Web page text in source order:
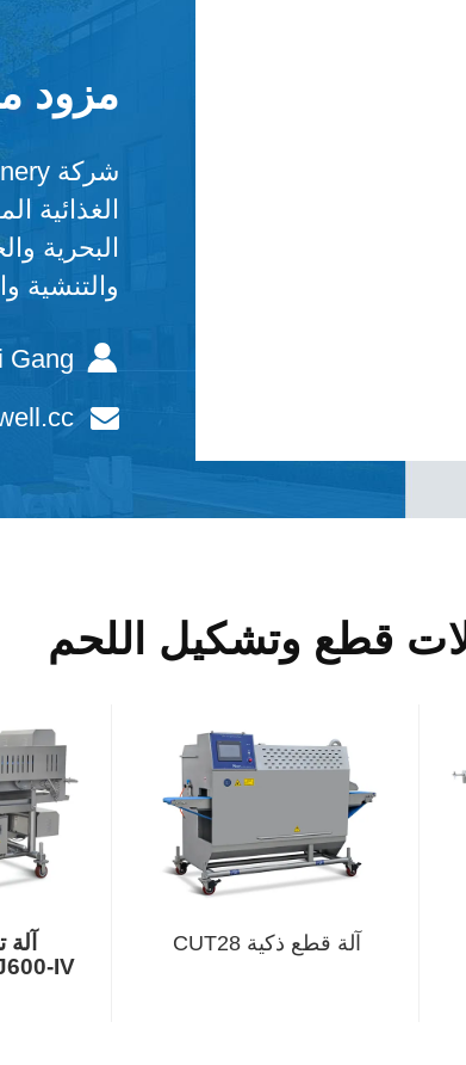
مزود
الغذائية
البحرية
والتنشية
Gang
قطع وتشكيل اللحم
آلة قطع ذكية CUT28
IV